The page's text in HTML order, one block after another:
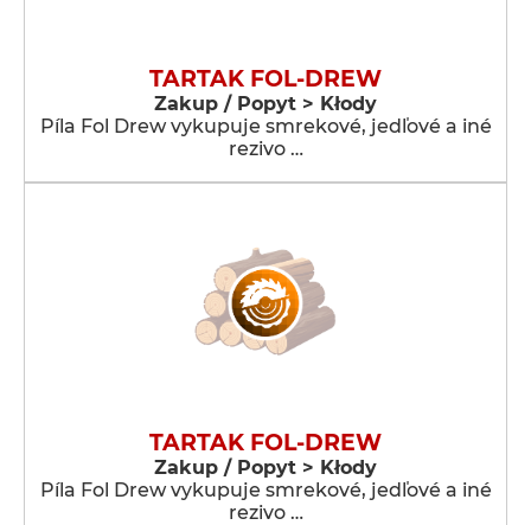
TARTAK FOL-DREW
Zakup / Popyt > Kłody
Píla Fol Drew vykupuje smrekové, jedľové a iné
rezivo …
TARTAK FOL-DREW
Zakup / Popyt > Kłody
Píla Fol Drew vykupuje smrekové, jedľové a iné
rezivo …